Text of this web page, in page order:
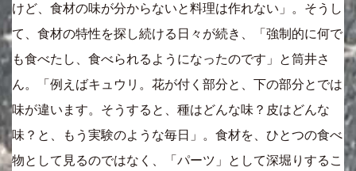
けど、食材の味が分からないと料理は作れない」。そうし
て、食材の特性を探し続ける日々が続き、「強制的に何で
も食べたし、食べられるようになったのです」と筒井さ
ん。「例えばキュウリ。花が付く部分と、下の部分とでは
味が違います。そうすると、種はどんな味？皮はどんな
味？と、もう実験のような毎日」。食材を、ひとつの食べ
物として見るのではなく、「パーツ」として深堀りするこ